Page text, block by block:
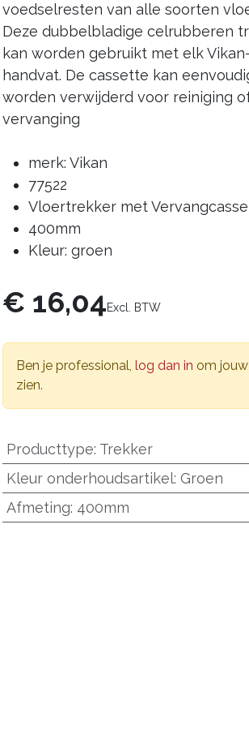
voedselresten van alle soorten
Deze dubbelbladige celrubberen
kan worden gebruikt met elk Vikan-
handvat. De cassette kan
worden verwijderd voor reiniging
vervanging
merk: Vikan
77522
Vloertrekker met
400mm
Kleur: groen
€ 16,04Excl. BTW
Ben je professional,log dan in om
zien.
Producttype: Trekker
Kleur onderhoudsartikel:Groen
Afmeting: 400mm